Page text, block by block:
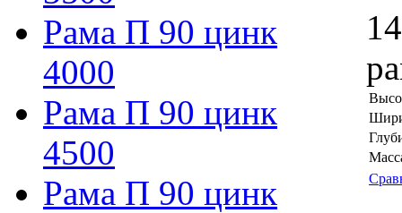
Рама П 90 цинк
4000
Рама П 90 цинк
4500
Рама П 90 цинк